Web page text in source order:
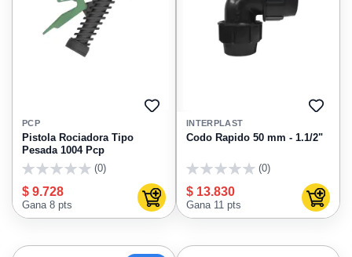
AGREGAR
FAVORITOS
PCP
Pistola Rociadora Tipo
Pesada 1004 Pcp
(0)
$ 9.728
Gana 8 pts Agregar al carrito
INTERPLAST
Codo Rapido 50 mm - 1.1/2"
(0)
$ 13.830
Gana 11 pts